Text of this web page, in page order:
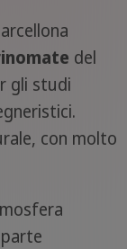
del
gli studi
con molto